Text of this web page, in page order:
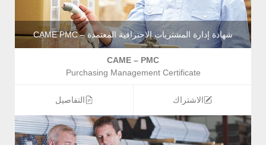
شهادة إدارة المشتريات الاحترافية المعتمدة – CAME PMC
CAME – PMC
Purchasing Management Certificate
الاشتراك التفاصيل